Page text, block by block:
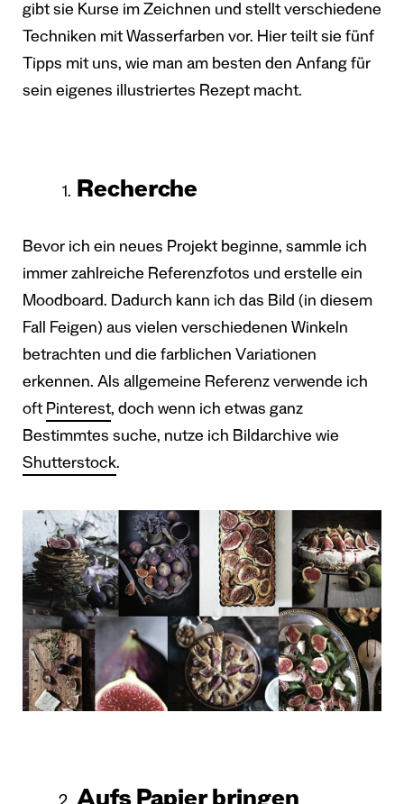
gibt sie Kurse im Zeichnen und stellt verschiedene
Techniken mit Wasserfarben vor. Hier teilt sie fünf
Tipps mit uns, wie man am besten den Anfang für
sein eigenes illustriertes Rezept macht.
Recherche
Bevor ich ein neues Projekt beginne, sammle ich
immer zahlreiche Referenzfotos und erstelle ein
Moodboard. Dadurch kann ich das Bild (in diesem
Fall Feigen) aus vielen verschiedenen Winkeln
betrachten und die farblichen Variationen
erkennen. Als allgemeine Referenz verwende ich
oft Pinterest, doch wenn ich etwas ganz
Bestimmtes suche, nutze ich Bildarchive wie
Shutterstock.